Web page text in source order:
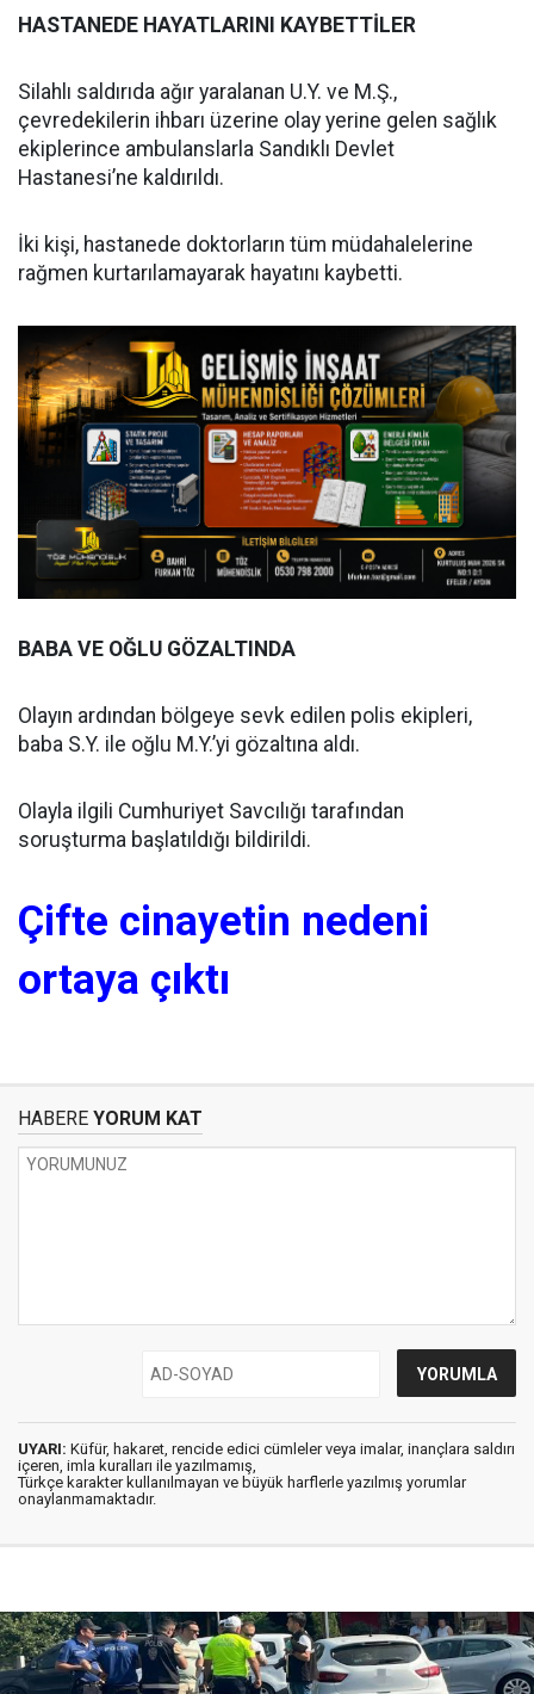
HASTANEDE HAYATLARINI KAYBETTİLER
Silahlı saldırıda ağır yaralanan U.Y. ve M.Ş.,
çevredekilerin ihbarı üzerine olay yerine gelen sağlık
ekiplerince ambulanslarla Sandıklı Devlet
Hastanesi’ne kaldırıldı.
İki kişi, hastanede doktorların tüm müdahalelerine
rağmen kurtarılamayarak hayatını kaybetti.
BABA VE OĞLU GÖZALTINDA
Olayın ardından bölgeye sevk edilen polis ekipleri,
baba S.Y. ile oğlu M.Y.’yi gözaltına aldı.
Olayla ilgili Cumhuriyet Savcılığı tarafından
soruşturma başlatıldığı bildirildi.
Çifte cinayetin nedeni
ortaya çıktı
HABERE YORUM KAT
UYARI: Küfür, hakaret, rencide edici cümleler veya imalar, inançlara saldırı
içeren, imla kuralları ile yazılmamış,
Türkçe karakter kullanılmayan ve büyük harflerle yazılmış yorumlar
onaylanmamaktadır.